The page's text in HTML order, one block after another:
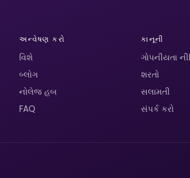
અન્વેષણ કરો
વિશે
બ્લોગ
નોલેજ હબ
FAQ
કાનૂની
ગોપનીયતા
શરતો
સલામતી
સંપર્ક કરો